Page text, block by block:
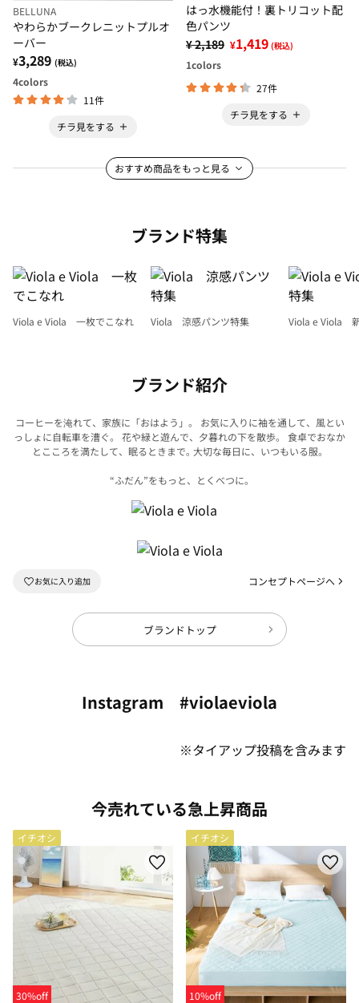
BELLUNA
やわらかブークレニットプルオ
ーバー
¥3,289 (税込)
4colors
11件
チラ見をする
はっ水機能付！裏トリコット配
色パンツ
¥ 2,189 ¥1,419 (税込)
1colors
27件
チラ見をする
おすすめ商品をもっと見る
ブランド特集
Viola e Viola 一枚でこなれ Viola 涼感パンツ特集 Viola e Viola
ブランド紹介
コーヒーを淹れて、家族に「おはよう」。 お気に入りに袖を通して、風とい
っしょに自転車を漕ぐ。
花や緑と遊んで、夕暮れの下を散歩。 食卓でおなか
とこころを満たして、眠るときまで｡ 大切な毎日に、いつもいる服。
“ふだん”をもっと、とくべつに｡
コンセプトページへ
ブランドトップ
Instagram #violaeviola
※タイアップ投稿を含みます
今売れている急上昇商品
イチオシ
30%off
イチオシ
10%off